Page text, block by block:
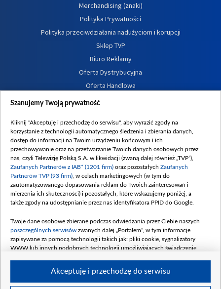
Merchandising (znaki)
Polityka Prywatności
Polityka przeciwdziałania nadużyciom i korupcji
Sklep TVP
Biuro Reklamy
Oferta Dystrybucyjna
Oferta Handlowa
Dostępność
Procedura zgłoszeń wewnętrznych
Szanujemy Twoją prywatność
Kliknij "Akceptuję i przechodzę do serwisu", aby wyrazić zgody na
korzystanie z technologii automatycznego śledzenia i zbierania danych,
dostęp do informacji na Twoim urządzeniu końcowym i ich
przechowywanie oraz na przetwarzanie Twoich danych osobowych przez
nas, czyli Telewizję Polską S.A. w likwidacji (zwaną dalej również „TVP”),
Zaufanych Partnerów z IAB* (1201 firm) oraz pozostałych Zaufanych
Partnerów TVP (93 firm) , w celach marketingowych (w tym do
zautomatyzowanego dopasowania reklam do Twoich zainteresowań i
mierzenia ich skuteczności) i pozostałych, które wskazujemy poniżej, a
także zgody na udostępnianie przez nas identyfikatora PPID do Google.
Twoje dane osobowe zbierane podczas odwiedzania przez Ciebie naszych
poszczególnych serwisów zwanych dalej „Portalem”, w tym informacje
zapisywane za pomocą technologii takich jak: pliki cookie, sygnalizatory
WWW lub innych podobnych technologii umożliwiających świadczenie
Akceptuję i przechodzę do serwisu